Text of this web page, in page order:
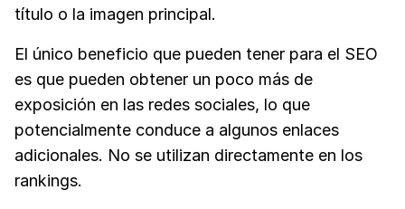
título o la imagen principal.
El único beneficio que pueden tener para el SEO
es que pueden obtener un poco más de
exposición en las redes sociales, lo que
potencialmente conduce a algunos enlaces
adicionales. No se utilizan directamente en los
rankings.